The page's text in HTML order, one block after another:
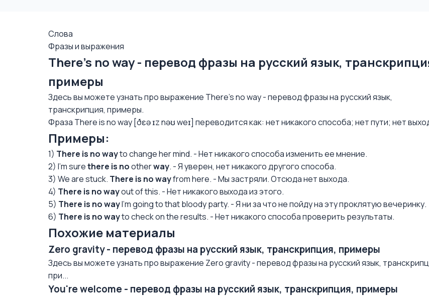
Слова
Фразы и выражения
There's no way - перевод фразы на русский язык,
примеры
Здесь вы можете узнать про выражение There's no way - перевод фразы на русский язык,
транскрипция, примеры.
Фраза There is no way [ðɛə ɪz nəʊ weɪ] переводится как: нет никакого способа; нет пути; нет
Примеры:
1) There is no wayto change her mind. - Нет никакого способа изменить ее мнение.
2) I’m surethere is nootherway. - Я уверен, нет никакого другого способа.
3) We are stuck. There is no wayfrom here. - Мы застряли. Отсюда нет выхода.
4) There is no wayout of this. - Нет никакого выхода из этого.
5) There is no wayI’m going to that bloody party. - Я ни за что не пойду на эту проклятую вечеринку.
6) There is no wayto check on the results. - Нет никакого способа проверить результаты.
Похожие материалы
Zero gravity - перевод фразы на русский язык, транскрипция, примеры
Здесь вы можете узнать про выражение Zero gravity - перевод фразы на русский язык,
при...
You're welcome - перевод фразы на русский язык, транскрипция, примеры